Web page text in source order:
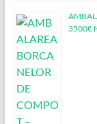
3500€